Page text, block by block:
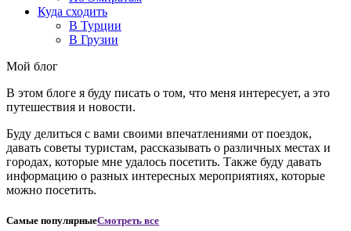
Куда сходить
В Турции
В Грузии
Мой блог
В этом блоге я буду писать о том, что меня интересует, а это
путешествия и новости.
Буду делиться с вами своими впечатлениями от поездок,
давать советы туристам, рассказывать о различных местах и
городах, которые мне удалось посетить. Также буду давать
информацию о разных интересных мероприятиях, которые
можно посетить.
Самые популярныеСмотреть все